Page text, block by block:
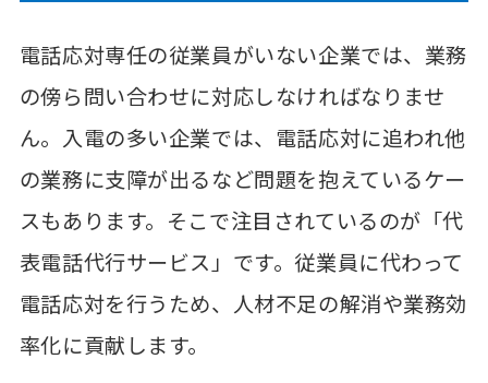
電話応対専任の従業員がいない企業では、業務
の傍ら問い合わせに対応しなければなりませ
ん。入電の多い企業では、電話応対に追われ他
の業務に支障が出るなど問題を抱えているケー
スもあります。そこで注目されているのが「代
表電話代行サービス」です。従業員に代わって
電話応対を行うため、人材不足の解消や業務効
率化に貢献します。